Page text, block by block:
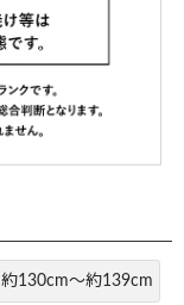
約130cm～約139cm